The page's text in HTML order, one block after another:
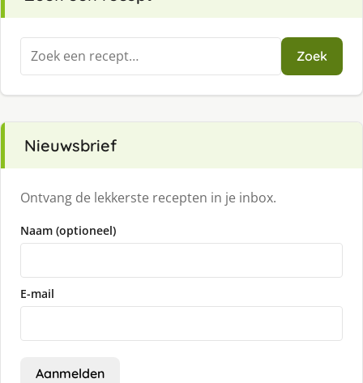
Zoeken
naar:
Zoek
Nieuwsbrief
Ontvang de lekkerste recepten in je inbox.
Naam (optioneel)
E-mail
Aanmelden